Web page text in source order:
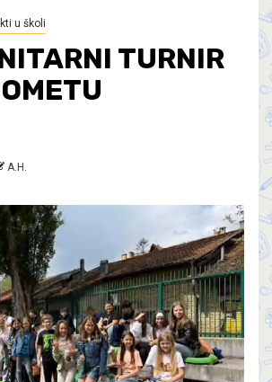
u školi
TURNIR
A.H.